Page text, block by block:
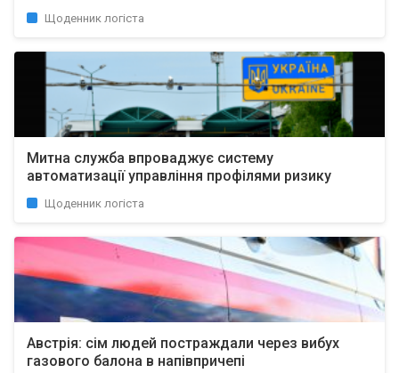
Щоденник логіста
Митна служба впроваджує систему
автоматизації управління профілями ризику
Щоденник логіста
Австрія: сім людей постраждали через вибух
газового балона в напівпричепі